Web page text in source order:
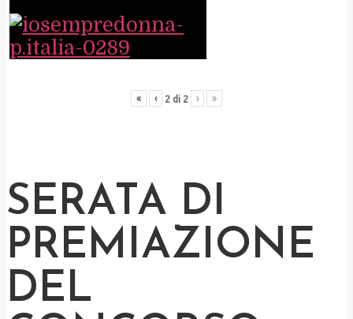
« ‹ 2 di 2 › »
SERATA DI
PREMIAZIONE
DEL